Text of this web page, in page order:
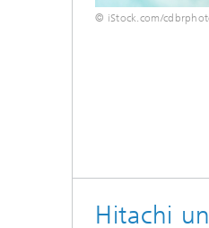
© iStock.com/
Hitachi